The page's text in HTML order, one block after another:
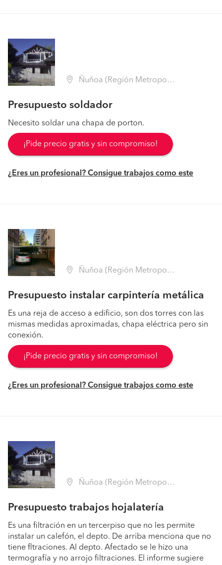
Ñuñoa (Región Metropolitana - Santiago)
Presupuesto soldador
Necesito soldar una chapa de porton.
¡Pide precio gratis y sin compromiso!
¿Eres un profesional? Consigue trabajos como este
Ñuñoa (Región Metropolitana - Santiago)
Presupuesto instalar carpintería metálica
Es una reja de acceso a edificio, son dos torres con las
mismas medidas aproximadas, chapa eléctrica pero sin
conexión.
¡Pide precio gratis y sin compromiso!
¿Eres un profesional? Consigue trabajos como este
Ñuñoa (Región Metropolitana - Santiago)
Presupuesto trabajos hojalatería
Es una filtración en un tercerpiso que no les permite
instalar un calefón, el depto. De arriba menciona que no
tiene fltraciones. Al depto. Afectado se le hizo una
termografía y no arrojo filtraciones. El informe sugiere